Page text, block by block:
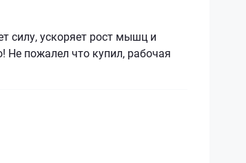
силу, ускоряет рост мышц и
Не пожалел что купил, рабочая